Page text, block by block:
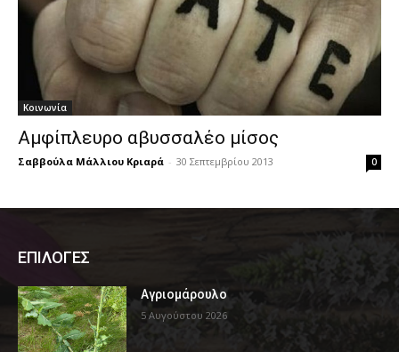
Κοινωνία
Αμφίπλευρο αβυσσαλέο μίσος
Σαββούλα Μάλλιου Κριαρά - 30 Σεπτεμβρίου 2013 0
ΕΠΙΛΟΓΕΣ
Αγριομάρουλο
5 Αυγούστου 2026